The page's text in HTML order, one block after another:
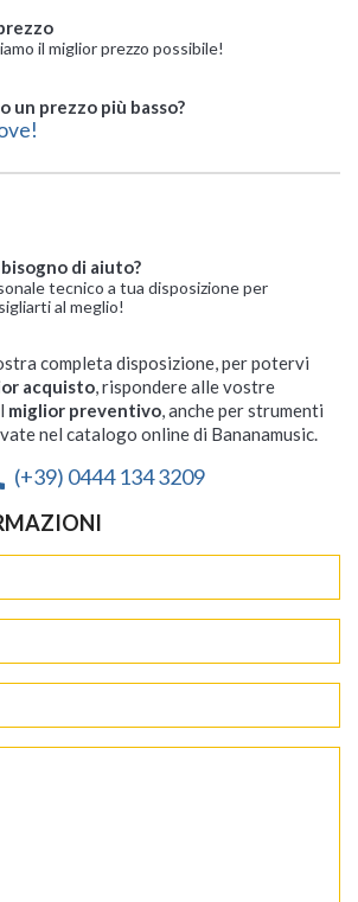
il miglior prezzo possibile!
un prezzo più basso?
di aiuto?
tecnico a tua disposizione per
al meglio!
completa disposizione, per potervi
acquisto, rispondere alle vostre
miglior preventivo, anche per strumenti
nel catalogo online di Bananamusic.
(+39) 0444 134 3209